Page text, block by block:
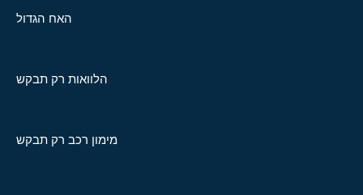
האח הגדול
הלוואות רק תבקש
מימון רכב רק תבקש